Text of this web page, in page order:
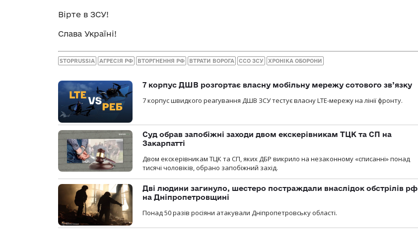
Вірте в ЗСУ!
Слава Україні!
STOPRUSSIA АГРЕСІЯ РФ ВТОРГНЕННЯ РФ ВТРАТИ ВОРОГА ССО ЗСУ ХРОНІКА ОБОРОНИ
7 корпус ДШВ розгортає власну мобільну мережу сотового зв’язку
7 корпус швидкого реагування ДШВ ЗСУ тестує власну LTE-мережу на лінії фронту.
Суд обрав запобіжні заходи двом екскерівникам ТЦК та СП на
Закарпатті
Двом екскерівникам ТЦК та СП, яких ДБР викрило на незаконному «списанні» понад
тисячі чоловіків, обрано запобіжний захід.
Дві людини загинуло, шестеро постраждали внаслідок обстрілів рф
на Дніпропетровщині
Понад 50 разів росіяни атакували Дніпропетровську області.